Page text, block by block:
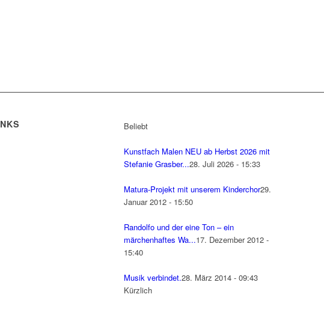
Beliebt
Kunstfach Malen NEU ab Herbst 2026 mit
Stefanie Grasber...28. Juli 2026 - 15:33
Matura-Projekt mit unserem Kinderchor29.
Januar 2012 - 15:50
Randolfo und der eine Ton – ein
märchenhaftes Wa...17. Dezember 2012 -
15:40
Musik verbindet.28. März 2014 - 09:43
Kürzlich